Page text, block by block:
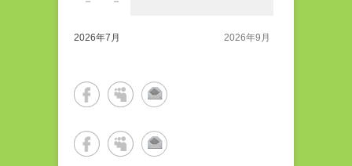
2026年7月 2026年9月